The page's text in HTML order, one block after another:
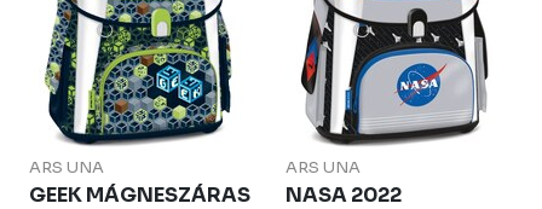
ARS UNA
GEEK MÁGNESZÁRAS
ARS UNA
NASA 2022